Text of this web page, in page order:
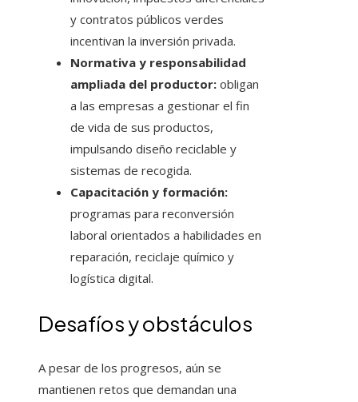
y contratos públicos verdes
incentivan la inversión privada.
Normativa y responsabilidad
ampliada del productor: obligan
a las empresas a gestionar el fin
de vida de sus productos,
impulsando diseño reciclable y
sistemas de recogida.
Capacitación y formación:
programas para reconversión
laboral orientados a habilidades en
reparación, reciclaje químico y
logística digital.
Desafíos y obstáculos
A pesar de los progresos, aún se
mantienen retos que demandan una